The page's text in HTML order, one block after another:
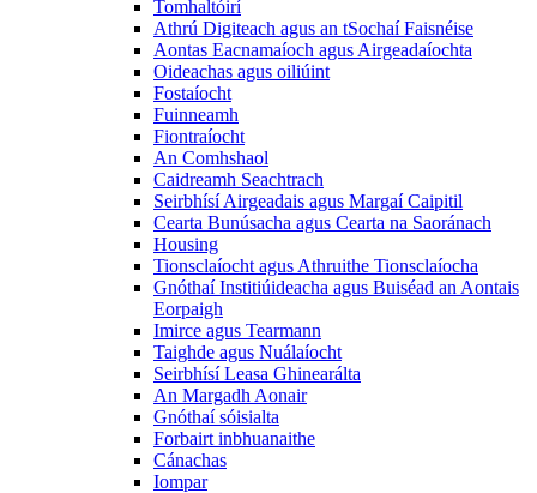
Tomhaltóirí
Athrú Digiteach agus an tSochaí Faisnéise
Aontas Eacnamaíoch agus Airgeadaíochta
Oideachas agus oiliúint
Fostaíocht
Fuinneamh
Fiontraíocht
An Comhshaol
Caidreamh Seachtrach
Seirbhísí Airgeadais agus Margaí Caipitil
Cearta Bunúsacha agus Cearta na Saoránach
Housing
Tionsclaíocht agus Athruithe Tionsclaíocha
Gnóthaí Institiúideacha agus Buiséad an Aontais
Eorpaigh
Imirce agus Tearmann
Taighde agus Nuálaíocht
Seirbhísí Leasa Ghinearálta
An Margadh Aonair
Gnóthaí sóisialta
Forbairt inbhuanaithe
Cánachas
Iompar